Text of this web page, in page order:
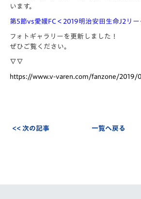
います。
第5節vs愛媛FC＜2019明治安田生命J2リー
フォトギャラリーを更新しました！
ぜひご覧ください。
∇∇
https://www.v-varen.com/fanzone/2019/
<< 次の記事 一覧へ戻る